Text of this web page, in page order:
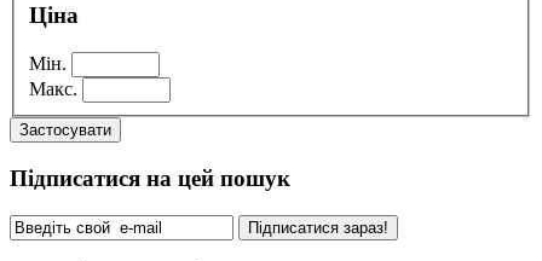
Ціна
Мін.
Макс.
Застосувати
Підписатися на цей пошук
Підписатися зараз!